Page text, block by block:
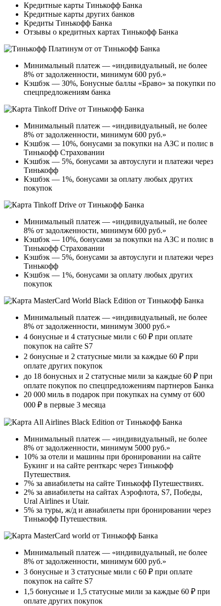
Кредитные карты Тинькофф Банка
Кредитные карты других банков
Кредиты Тинькофф Банка
Отзывы о кредитных картах Тинькофф Банка
Минимальный платеж — «индивидуальный, не более
8% от задолженности, минимум 600 руб.»
Кэшбэк — 30%, Бонусные баллы «Браво» за покупки по
спецпредложениям банка
Минимальный платеж — «индивидуальный, не более
8% от задолженности, минимум 600 руб.»
Кэшбэк — 10%, бонусами за покупки на АЗС и полис в
Тинькофф Страховании
Кэшбэк — 5%, бонусами за автоуслуги и платежи через
Тинькофф
Кэшбэк — 1%, бонусами за оплату любых других
покупок
Минимальный платеж — «индивидуальный, не более
8% от задолженности, минимум 600 руб.»
Кэшбэк — 10%, бонусами за покупки на АЗС и полис в
Тинькофф Страховании
Кэшбэк — 5%, бонусами за автоуслуги и платежи через
Тинькофф
Кэшбэк — 1%, бонусами за оплату любых других
покупок
Минимальный платеж — «индивидуальный, не более
8% от задолженности, минимум 3000 руб.»
4 бонусные и 4 статусные мили с 60 ₽ при оплате
покупок на сайте S7
2 бонусные и 2 статусные мили за каждые 60 ₽ при
оплате других покупок
до 18 бонусных и 2 статусные мили за каждые 60 ₽ при
оплате покупок по спецпредложениям партнеров Банка
20 000 миль в подарок при покупках на сумму от 600
000 ₽ в первые 3 месяца
Минимальный платеж — «индивидуальный, не более
8% от задолженности, минимум 5000 руб.»
10% за отели и машины при бронировании на сайте
Букинг и на сайте ренткарс через Тинькофф
Путешествия.
7% за авиабилеты на сайте Тинькофф Путешествиях.
2% за авиабилеты на сайтах Аэрофлота, S7, Победы,
Ural Airlines и Utair.
5% за туры, ж/д и авиабилеты при бронировании через
Тинькофф Путешествия.
Минимальный платеж — «индивидуальный, не более
8% от задолженности, минимум 600 руб.»
3 бонусные и 3 статусные мили с 60 ₽ при оплате
покупок на сайте S7
1,5 бонусные и 1,5 статусные мили за каждые 60 ₽ при
оплате других покупок